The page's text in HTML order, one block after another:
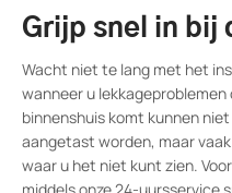
Grijp snel in bij
Wacht niet te lang met het
wanneer u
binnenshuis komt kunnen
aangetast worden, maar
waar u het niet kunt zien.
middels onze 24-uursservice